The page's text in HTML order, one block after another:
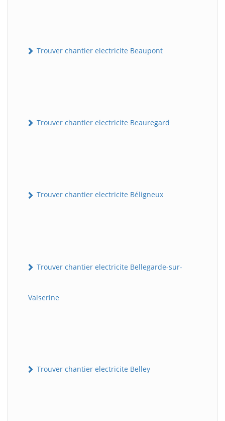
Trouver chantier electricite Beaupont
Trouver chantier electricite Beauregard
Trouver chantier electricite Béligneux
Trouver chantier electricite Bellegarde-sur-
Valserine
Trouver chantier electricite Belley